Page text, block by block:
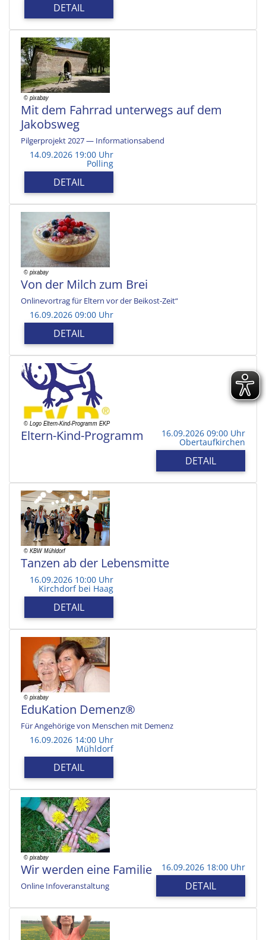
DETAIL
Mit dem Fahrrad unterwegs auf dem
Jakobsweg
Pilgerprojekt 2027 — Informationsabend
14.09.2026 19:00 Uhr
Polling
DETAIL
Von der Milch zum Brei
Onlinevortrag für Eltern vor der Beikost-Zeit“
16.09.2026 09:00 Uhr
DETAIL
Eltern-Kind-Programm 16.09.2026 09:00 Uhr
Obertaufkirchen
DETAIL
Tanzen ab der Lebensmitte
16.09.2026 10:00 Uhr
Kirchdorf bei Haag
DETAIL
EduKation Demenz®
Für Angehörige von Menschen mit Demenz
16.09.2026 14:00 Uhr
Mühldorf
DETAIL
Wir werden eine Familie
Online Infoveranstaltung
16.09.2026 18:00 Uhr
DETAIL